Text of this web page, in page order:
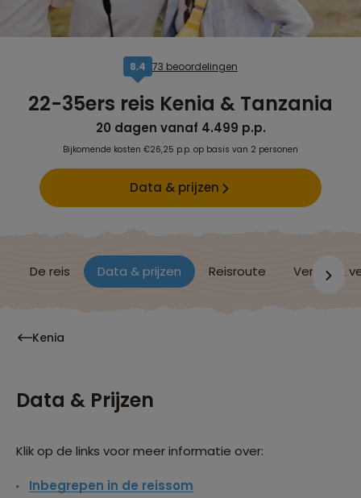
8,4 73 beoordelingen
22-35ers reis Kenia & Tanzania
20 dagen vanaf 4.499 p.p.
Bijkomende kosten €26,25 p.p. op basis van 2 personen
Data & prijzen
De reis Data & prijzen Reisroute Verblijf &
Kenia
Data & Prijzen
Klik op de links voor meer informatie over:
Inbegrepen in de reissom